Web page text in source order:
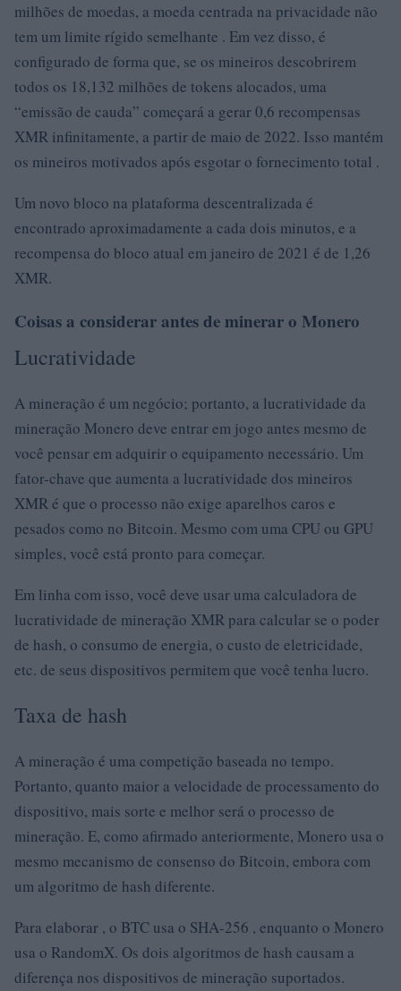
milhões de moedas, a moeda centrada na privacidade não
tem um limite rígido semelhante . Em vez disso, é
configurado de forma que, se os mineiros descobrirem
todos os 18,132 milhões de tokens alocados, uma
“emissão de cauda” começará a gerar 0,6 recompensas
XMR infinitamente, a partir de maio de 2022. Isso mantém
os mineiros motivados após esgotar o fornecimento total .
Um novo bloco na plataforma descentralizada é
encontrado aproximadamente a cada dois minutos, e a
recompensa do bloco atual em janeiro de 2021 é de 1,26
XMR.
Coisas a considerar antes de minerar o Monero
Lucratividade
A mineração é um negócio; portanto, a lucratividade da
mineração Monero deve entrar em jogo antes mesmo de
você pensar em adquirir o equipamento necessário. Um
fator-chave que aumenta a lucratividade dos mineiros
XMR é que o processo não exige aparelhos caros e
pesados ​​como no Bitcoin. Mesmo com uma CPU ou GPU
simples, você está pronto para começar.
Em linha com isso, você deve usar uma calculadora de
lucratividade de mineração XMR para calcular se o poder
de hash, o consumo de energia, o custo de eletricidade,
etc. de seus dispositivos permitem que você tenha lucro.
Taxa de hash
A mineração é uma competição baseada no tempo.
Portanto, quanto maior a velocidade de processamento do
dispositivo, mais sorte e melhor será o processo de
mineração. E, como afirmado anteriormente, Monero usa o
mesmo mecanismo de consenso do Bitcoin, embora com
um algoritmo de hash diferente.
Para elaborar , o BTC usa o SHA-256 , enquanto o Monero
usa o RandomX. Os dois algoritmos de hash causam a
diferença nos dispositivos de mineração suportados.